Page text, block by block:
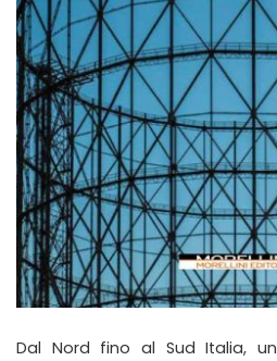
Dal Nord fino al Sud Italia,